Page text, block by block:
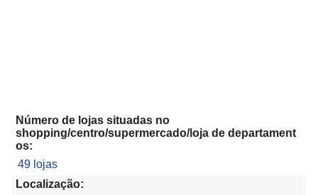
Número de lojas situadas no
shopping/centro/supermercado/loja de departament
os:
49 lojas
Localização: